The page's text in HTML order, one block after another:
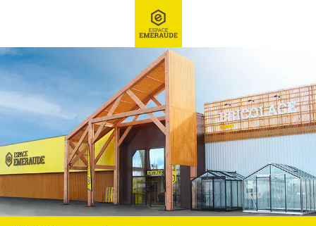
Ex : Robot tondeuse, ...
Motoculteur